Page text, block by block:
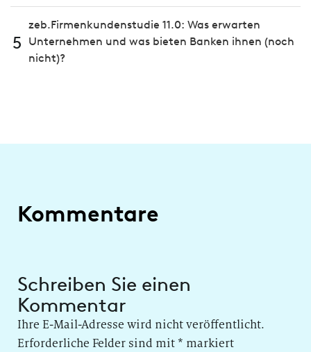
5
zeb.Firmenkundenstudie 11.0: Was erwarten
Unternehmen und was bieten Banken ihnen (noch
nicht)?
Kommentare
Schreiben Sie einen
Kommentar
Ihre E-Mail-Adresse wird nicht veröffentlicht.
Erforderliche Felder sind mit* markiert